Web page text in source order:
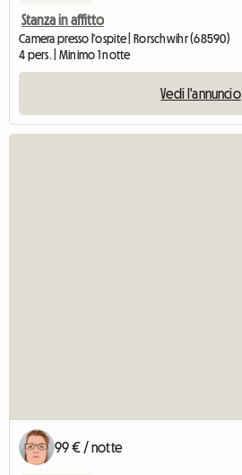
Stanza in affitto
Camera presso l'ospite | Rorschwihr (68590)
4 pers. | Minimo 1 notte
Vedi l'annuncio
99 € / notte